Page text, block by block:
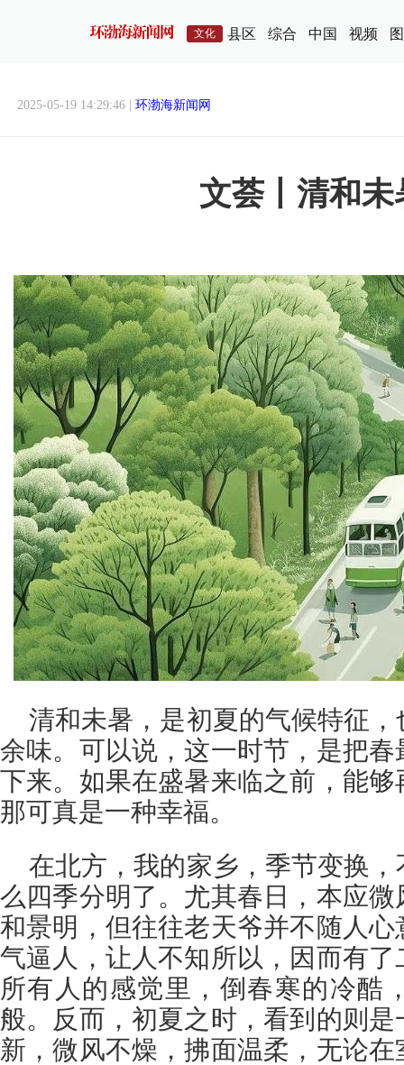
文化 县区 综合 中国 视频
2025-05-19 14:29:46 | 环渤海新闻网
文荟丨清和未
清和未暑，是初夏的气候特征
余味。可以说，这一时节，是把
下来。如果在盛暑来临之前，能
那可真是一种幸福。
在北方，我的家乡，季节变换
么四季分明了。尤其春日，本应
和景明，但往往老天爷并不随人
气逼人，让人不知所以，因而有
所有人的感觉里，倒春寒的冷酷
般。反而，初夏之时，看到的则
新，微风不燥，拂面温柔，无论